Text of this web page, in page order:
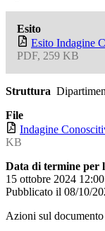
Esito
Esito Indagine
PDF, 259 KB
Struttura
File
Indagine
KB
Data di termine per
15 ottobre 2024 12:00
Pubblicato il 08/10/
Azioni sul documento